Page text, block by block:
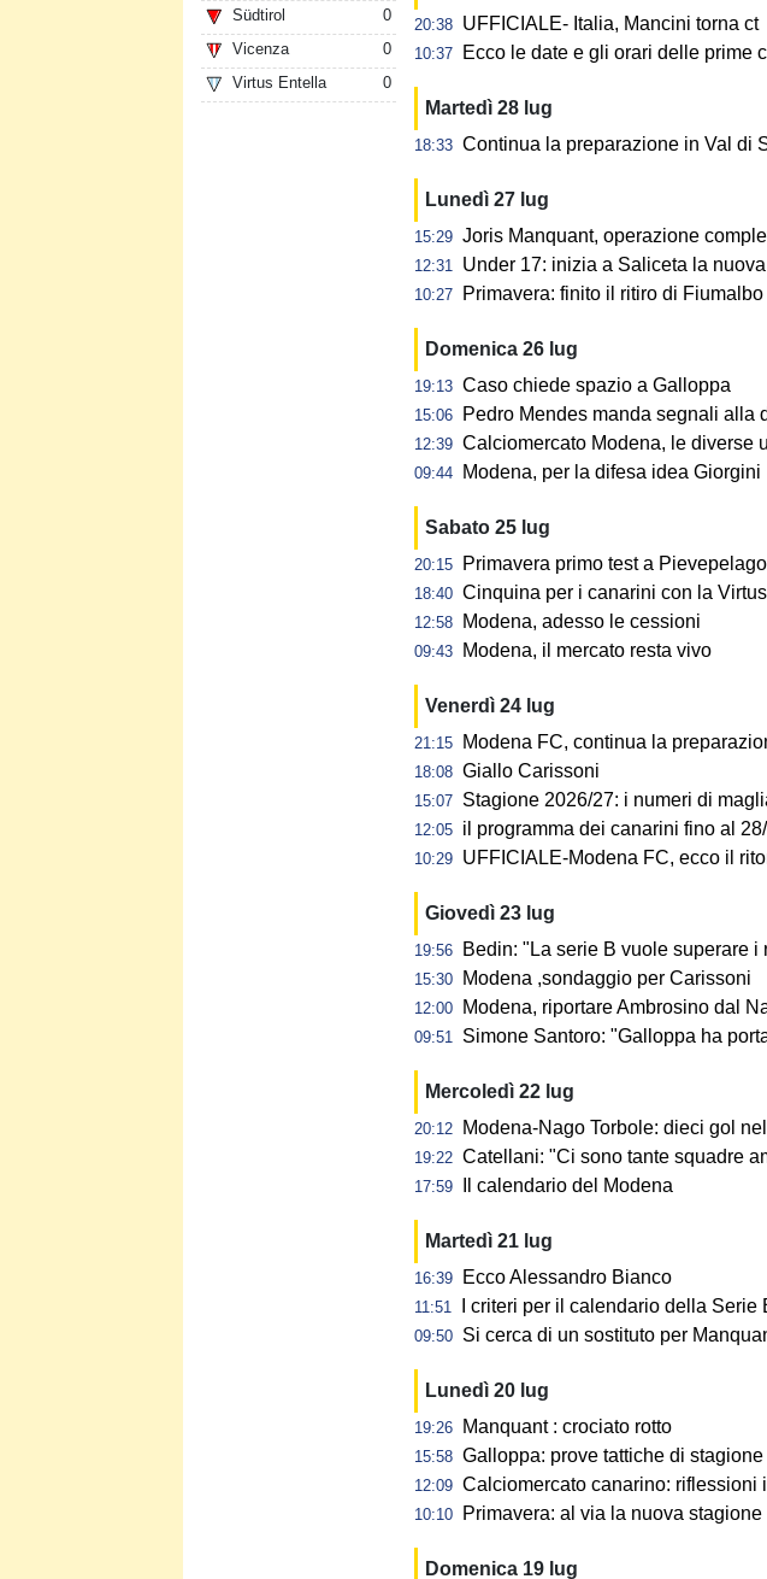
Südtirol
0
Vicenza
0
Virtus Entella
0
20:38 UFFICIALE- Italia, Mancini torna ct
10:37 Ecco le date e gli orari delle prime
Martedì 28 lug
18:33 Continua la preparazione in Val di
Lunedì 27 lug
15:29 Joris Manquant, operazione
12:31 Under 17: inizia a Saliceta la
10:27 Primavera: finito il ritiro di Fiumalbo
Domenica 26 lug
19:13 Caso chiede spazio a Galloppa
15:06 Pedro Mendes manda segnali alla
12:39 Calciomercato Modena, le diverse
09:44 Modena, per la difesa idea Giorgini
Sabato 25 lug
20:15 Primavera primo test a
18:40 Cinquina per i canarini con la
12:58 Modena, adesso le cessioni
09:43 Modena, il mercato resta vivo
Venerdì 24 lug
21:15 Modena FC, continua la
18:08 Giallo Carissoni
15:07 Stagione 2026/27: i numeri di
12:05 il programma dei canarini fino al
10:29 UFFICIALE-Modena FC, ecco il
Giovedì 23 lug
19:56 Bedin: "La serie B vuole superare
15:30 Modena ,sondaggio per Carissoni
12:00 Modena, riportare Ambrosino dal
09:51 Simone Santoro: "Galloppa ha
Mercoledì 22 lug
20:12 Modena-Nago Torbole: dieci gol
19:22 Catellani: "Ci sono tante squadre
17:59 Il calendario del Modena
Martedì 21 lug
16:39 Ecco Alessandro Bianco
11:51 I criteri per il calendario della Serie
09:50 Si cerca di un sostituto per
Lunedì 20 lug
19:26 Manquant : crociato rotto
15:58 Galloppa: prove tattiche di stagione
12:09 Calciomercato canarino: riflessioni
10:10 Primavera: al via la nuova stagione
Domenica 19 lug